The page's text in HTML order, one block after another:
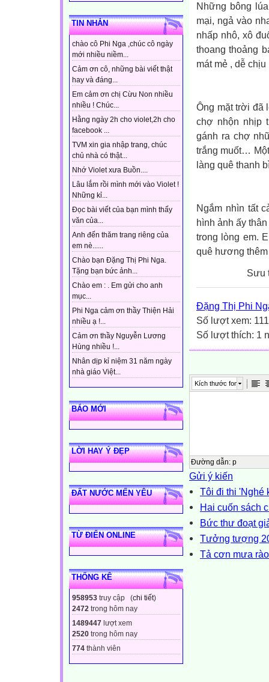
TIN NHẮN
chào cô Phi Nga ,chúc cô ngày
mới nhiều niềm...
Cảm ơn cô, những bài viết thật
hay và đáng...
Em cảm ơn chị Cừu Non nhiều
nhiều ! Chúc...
Hằng ngày 2h cho violet,2h cho
facebook ...
TVM xin gia nhập trang, chúc
chủ nhà có thật...
Nhớ Violet xưa Buồn....
Lâu lắm rồi mình mới vào Violet !
Những kỉ...
Đọc bài viết của bạn mình thấy
văn của...
Anh đến thăm trang riêng của
em nè......
Chào bạn Đặng Thị Phi Nga.
Tặng bạn bức ảnh...
Chào em : . Em gửi cho anh
mục...
Phi Nga cảm ơn thầy Thiện Hải
nhiều ạ !...
Cảm ơn thầy Nguyễn Lương
Hùng nhiều !...
Nhân dịp kỉ niệm 31 năm ngày
nhà giáo Việt...
BÁO MỚI
LỜI HAY Ý ĐẸP
ĐẤT NƯỚC MẾN YÊU
TỪ ĐIỂN ONLINE
THỐNG KÊ
958953 truy cập (chi tiết)
2472 trong hôm nay
1489447 lượt xem
2520 trong hôm nay
774 thành viên
Những bông
mại, ngả vào
nhấp nhô, xô
thoang thoảng
mát mẻ , dễ
Ông mặt trời đã
chợ nhộn nhịp
gánh ra chợ
trắng muốt…
làng quê thanh
Ngắm nhìn tất
hình ảnh ấy
trong lòng em.
quê hương
Sưu
Đặng Thị Phi
Số lượt xem:
Số lượt thích: 1
Kích thước font
Đường dẫn: p
Gửi ý kiến
Tôi đi thi 'Nghé
Hai cuốn sách
Bức thư đoạt
Tưởng tượng
Tả cơn mưa rào